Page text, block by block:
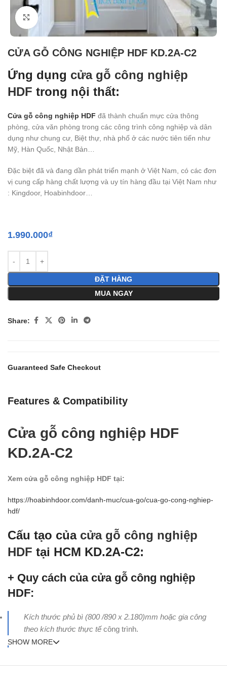
Click to enlarge
CỬA GỖ CÔNG NGHIỆP HDF KD.2A-C2
Ứng dụng cửa gỗ công nghiệp
HDF trong nội thất:
Cửa gỗ công nghiệp HDF đã thành chuẩn mực cửa thông
phòng, cửa văn phòng trong các công trình công nghiệp và dân
dụng như chung cư, Biệt thự, nhà phố ở các nước tiên tiến như
Mỹ, Hàn Quốc, Nhật Bản…
Đặc biệt đã và đang dần phát triển mạnh ở Việt Nam, có các đơn
vị cung cấp hàng chất lượng và uy tín hàng đầu tại Việt Nam như
: Kingdoor, Hoabinhdoor…
1.990.000₫
ĐẶT HÀNG
MUA NGAY
Share:
Guaranteed Safe Checkout
Features & Compatibility
Cửa gỗ công nghiệp HDF
KD.2A-C2
Xem cửa gỗ công nghiệp HDF tại:
https://hoabinhdoor.com/danh-muc/cua-go/cua-go-cong-nghiep-
hdf/
Cấu tạo của cửa gỗ công nghiệp
HDF tại HCM KD.2A-C2:
+ Quy cách của cửa gỗ công nghiệp
HDF:
Kích thước phủ bì (800 /890 x 2.180)mm hoặc gia công
theo kích thước thực tếcông trình.
gỗ thông new zealand)
SHOW MORE